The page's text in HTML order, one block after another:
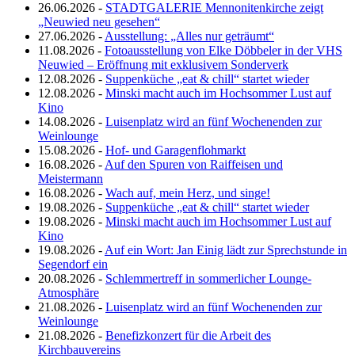
26.06.2026 - STADTGALERIE Mennonitenkirche zeigt
„Neuwied neu gesehen“
27.06.2026 - Ausstellung: „Alles nur geträumt“
11.08.2026 - Fotoausstellung von Elke Döbbeler in der VHS
Neuwied – Eröffnung mit exklusivem Sonderverk
12.08.2026 - Suppenküche „eat & chill“ startet wieder
12.08.2026 - Minski macht auch im Hochsommer Lust auf
Kino
14.08.2026 - Luisenplatz wird an fünf Wochenenden zur
Weinlounge
15.08.2026 - Hof- und Garagenflohmarkt
16.08.2026 - Auf den Spuren von Raiffeisen und
Meistermann
16.08.2026 - Wach auf, mein Herz, und singe!
19.08.2026 - Suppenküche „eat & chill“ startet wieder
19.08.2026 - Minski macht auch im Hochsommer Lust auf
Kino
19.08.2026 - Auf ein Wort: Jan Einig lädt zur Sprechstunde in
Segendorf ein
20.08.2026 - Schlemmertreff in sommerlicher Lounge-
Atmosphäre
21.08.2026 - Luisenplatz wird an fünf Wochenenden zur
Weinlounge
21.08.2026 - Benefizkonzert für die Arbeit des
Kirchbauvereins